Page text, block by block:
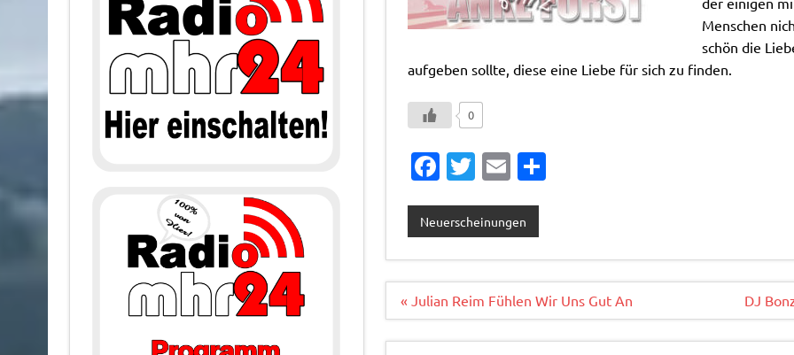
Menschen
schön die
aufgeben sollte, diese eine Liebe für sich zu finden.
0
Fa
e
b
o
o
k
T
it
te
r
E
ai
l
T
n
Neuerscheinungen
Beitragsnavigation
« Julian Reim Fühlen Wir Uns Gut An DJ